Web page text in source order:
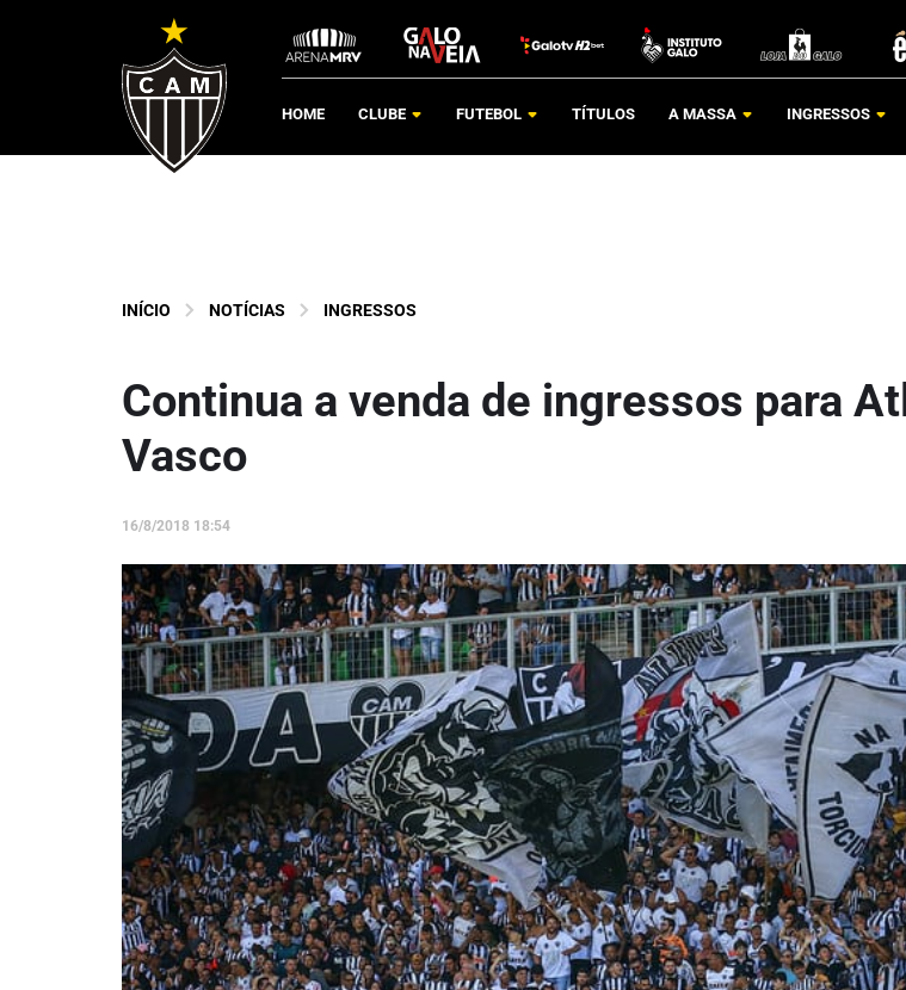
HOME CLUBE FUTEBOL TÍTULOS A MASSA INGRESSOS
INÍCIO NOTÍCIAS INGRESSOS
Continua a venda de ingressos para
Vasco
16/8/2018 18:54